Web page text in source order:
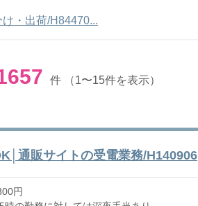
・出荷/H84470...
件 （1〜15件を表示）
通販サイトの受電業務/H140906
円